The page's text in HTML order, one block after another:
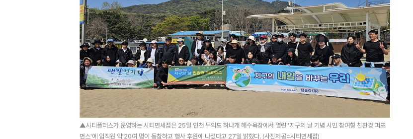
▲시티플러스가 운영하는 시티면세점은 25일 인천 무의도 하나개 해수욕장에서 열린 '지구의 날 기념 시민 참여형 친환경 퍼포
먼스'에 임직원 약 20여 명이 동참하고 행사 후원에 나섰다고 27일 밝혔다. (사진제공=시티면세점)